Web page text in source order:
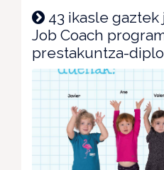
43 ikasle
Job Coach
prestakuntza-